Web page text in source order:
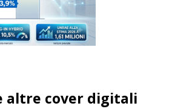
altre cover digitali